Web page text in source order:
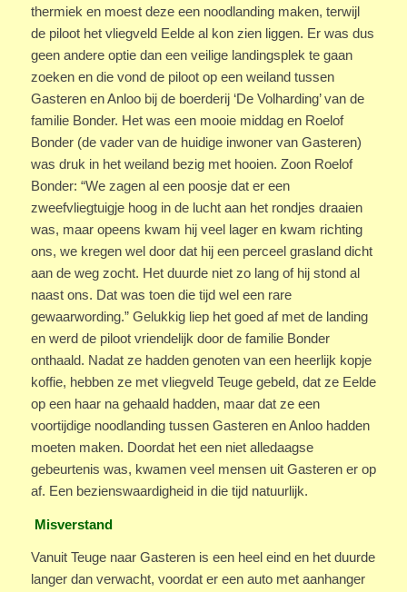
thermiek en moest deze een noodlanding maken, terwijl
de piloot het vliegveld Eelde al kon zien liggen. Er was dus
geen andere optie dan een veilige landingsplek te gaan
zoeken en die vond de piloot op een weiland tussen
Gasteren en Anloo bij de boerderij ‘De Volharding’ van de
familie Bonder. Het was een mooie middag en Roelof
Bonder (de vader van de huidige inwoner van Gasteren)
was druk in het weiland bezig met hooien. Zoon Roelof
Bonder: “We zagen al een poosje dat er een
zweefvliegtuigje hoog in de lucht aan het rondjes draaien
was, maar opeens kwam hij veel lager en kwam richting
ons, we kregen wel door dat hij een perceel grasland dicht
aan de weg zocht. Het duurde niet zo lang of hij stond al
naast ons. Dat was toen die tijd wel een rare
gewaarwording.” Gelukkig liep het goed af met de landing
en werd de piloot vriendelijk door de familie Bonder
onthaald. Nadat ze hadden genoten van een heerlijk kopje
koffie, hebben ze met vliegveld Teuge gebeld, dat ze Eelde
op een haar na gehaald hadden, maar dat ze een
voortijdige noodlanding tussen Gasteren en Anloo hadden
moeten maken. Doordat het een niet alledaagse
gebeurtenis was, kwamen veel mensen uit Gasteren er op
af. Een bezienswaardigheid in die tijd natuurlijk.
Misverstand
Vanuit Teuge naar Gasteren is een heel eind en het duurde
langer dan verwacht, voordat er een auto met aanhanger